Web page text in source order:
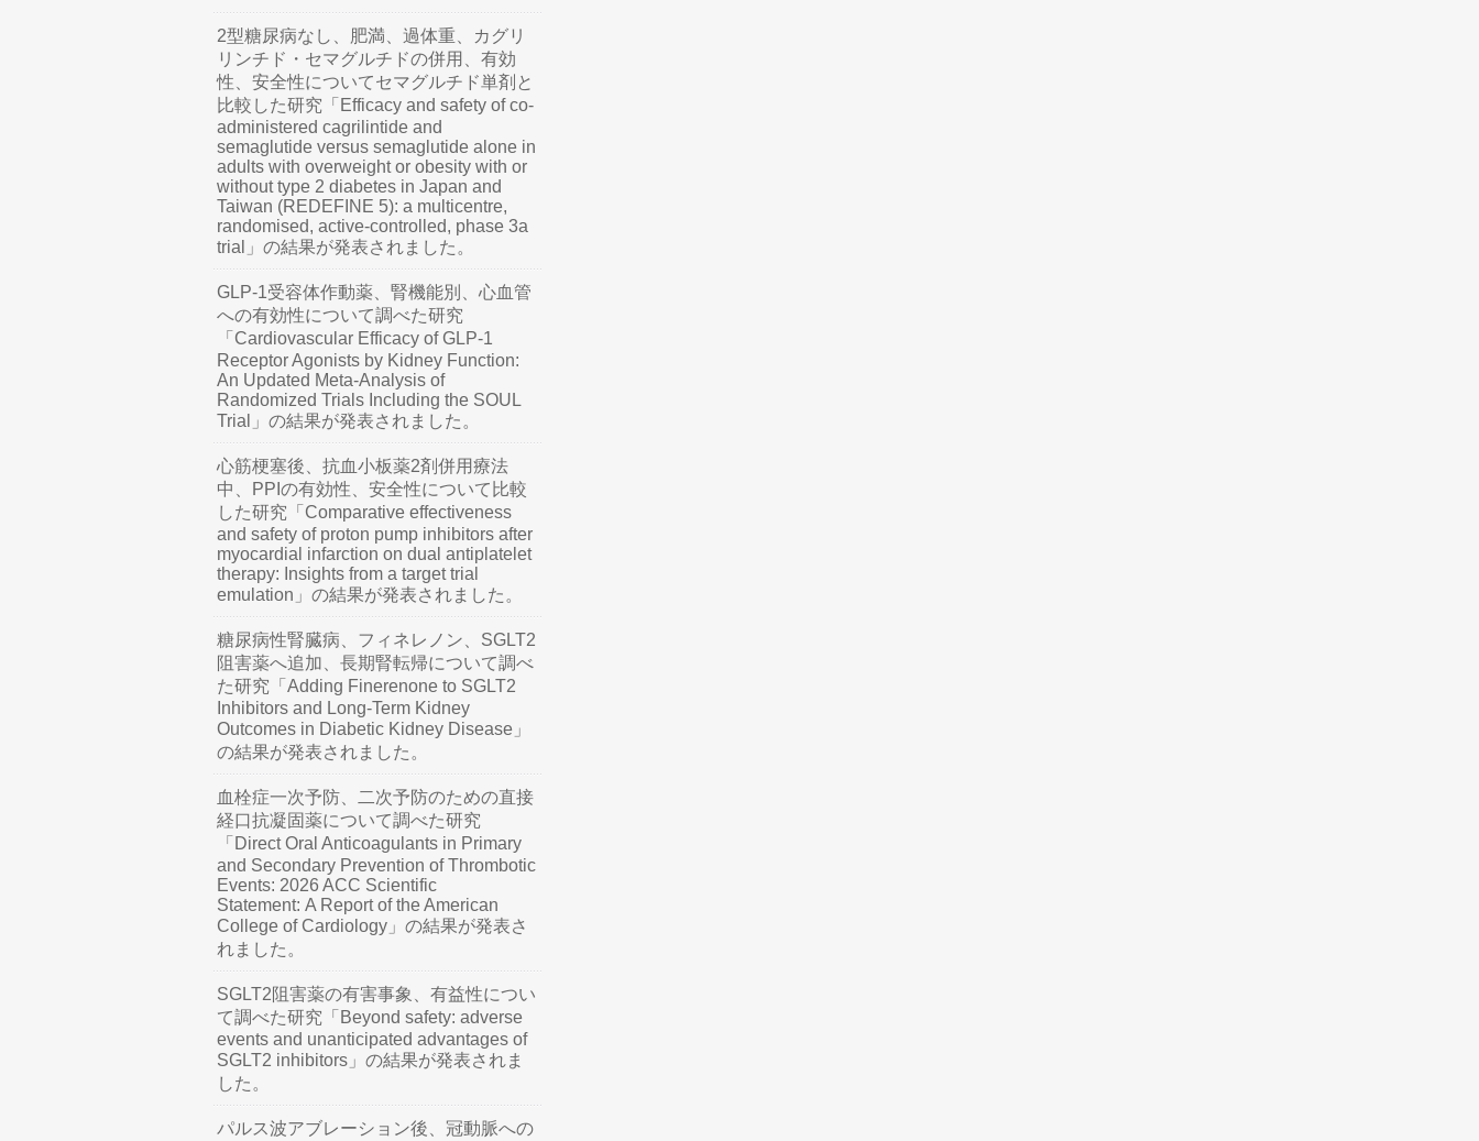
2型糖尿病なし、肥満、過体重、カグリ
リンチド・セマグルチドの併用、有効
性、安全性についてセマグルチド単剤と
比較した研究「Efficacy and safety of co-
administered cagrilintide and
semaglutide versus semaglutide alone in
adults with overweight or obesity with or
without type 2 diabetes in Japan and
Taiwan (REDEFINE 5): a multicentre,
randomised, active-controlled, phase 3a
trial」の結果が発表されました。
GLP-1受容体作動薬、腎機能別、心血管
への有効性について調べた研究
「Cardiovascular Efficacy of GLP-1
Receptor Agonists by Kidney Function:
An Updated Meta-Analysis of
Randomized Trials Including the SOUL
Trial」の結果が発表されました。
心筋梗塞後、抗血小板薬2剤併用療法
中、PPIの有効性、安全性について比較
した研究「Comparative effectiveness
and safety of proton pump inhibitors after
myocardial infarction on dual antiplatelet
therapy: Insights from a target trial
emulation」の結果が発表されました。
糖尿病性腎臓病、フィネレノン、SGLT2
阻害薬へ追加、長期腎転帰について調べ
た研究「Adding Finerenone to SGLT2
Inhibitors and Long-Term Kidney
Outcomes in Diabetic Kidney Disease」
の結果が発表されました。
血栓症一次予防、二次予防のための直接
経口抗凝固薬について調べた研究
「Direct Oral Anticoagulants in Primary
and Secondary Prevention of Thrombotic
Events: 2026 ACC Scientific
Statement: A Report of the American
College of Cardiology」の結果が発表さ
れました。
SGLT2阻害薬の有害事象、有益性につい
て調べた研究「Beyond safety: adverse
events and unanticipated advantages of
SGLT2 inhibitors」の結果が発表されま
した。
パルス波アブレーション後、冠動脈への